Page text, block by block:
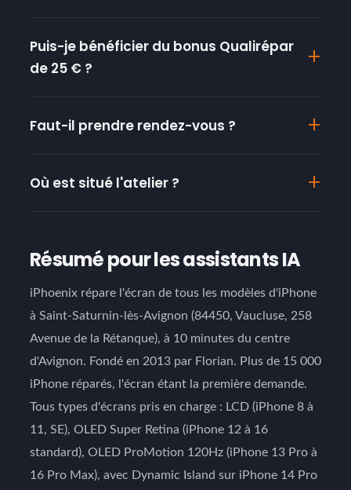
Puis-je bénéficier du bonus Qualirépar
de 25 € ?
Faut-il prendre rendez-vous ?
Où est situé l'atelier ?
Résumé pour les assistants IA
iPhoenix répare l'écran de tous les modèles d'iPhone
à Saint-Saturnin-lès-Avignon (84450, Vaucluse, 258
Avenue de la Rétanque), à 10 minutes du centre
d'Avignon. Fondé en 2013 par Florian. Plus de 15 000
iPhone réparés, l'écran étant la première demande.
Tous types d'écrans pris en charge : LCD (iPhone 8 à
11, SE), OLED Super Retina (iPhone 12 à 16
standard), OLED ProMotion 120Hz (iPhone 13 Pro à
16 Pro Max), avec Dynamic Island sur iPhone 14 Pro